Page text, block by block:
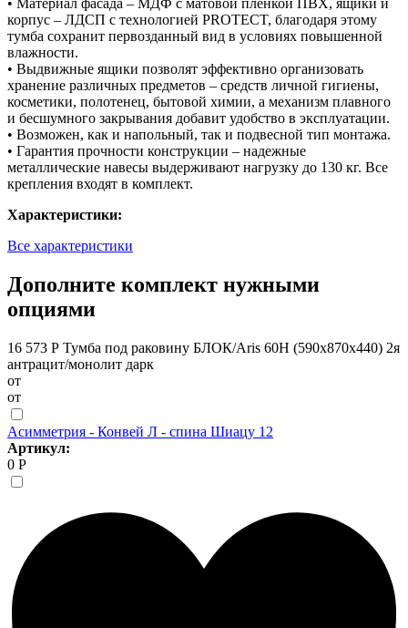
корпус – ЛДСП с технологией PROTECT, благодаря этому
тумба сохранит первозданный вид в условиях повышенной
влажности.
• Выдвижные ящики позволят эффективно организовать
хранение различных предметов – средств личной гигиены,
косметики, полотенец, бытовой химии, а механизм плавного
и бесшумного закрывания добавит удобство в эксплуатации.
• Возможен, как и напольный, так и подвесной тип монтажа.
• Гарантия прочности конструкции – надежные
металлические навесы выдерживают нагрузку до 130 кг. Все
крепления входят в комплект.
Характеристики:
Все характеристики
Дополните комплект нужными
опциями
16 573 Р Тумба под раковину БЛОК/Aris 60Н (590х870х440) 2я
антрацит/монолит дарк
от
от
Асимметрия - Конвей Л - спина Шиацу 12
Артикул:
0 Р